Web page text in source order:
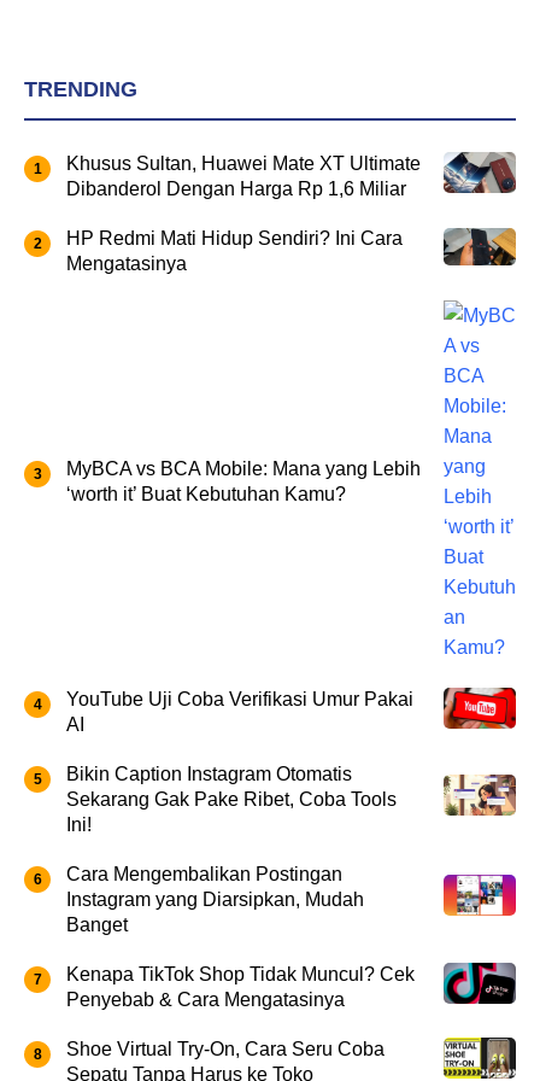
TRENDING
Khusus Sultan, Huawei Mate XT Ultimate
Dibanderol Dengan Harga Rp 1,6 Miliar
HP Redmi Mati Hidup Sendiri? Ini Cara
Mengatasinya
MyBCA vs BCA Mobile: Mana yang Lebih
‘worth it’ Buat Kebutuhan Kamu?
YouTube Uji Coba Verifikasi Umur Pakai
AI
Bikin Caption Instagram Otomatis
Sekarang Gak Pake Ribet, Coba Tools
Ini!
Cara Mengembalikan Postingan
Instagram yang Diarsipkan, Mudah
Banget
Kenapa TikTok Shop Tidak Muncul? Cek
Penyebab & Cara Mengatasinya
Shoe Virtual Try-On, Cara Seru Coba
Sepatu Tanpa Harus ke Toko